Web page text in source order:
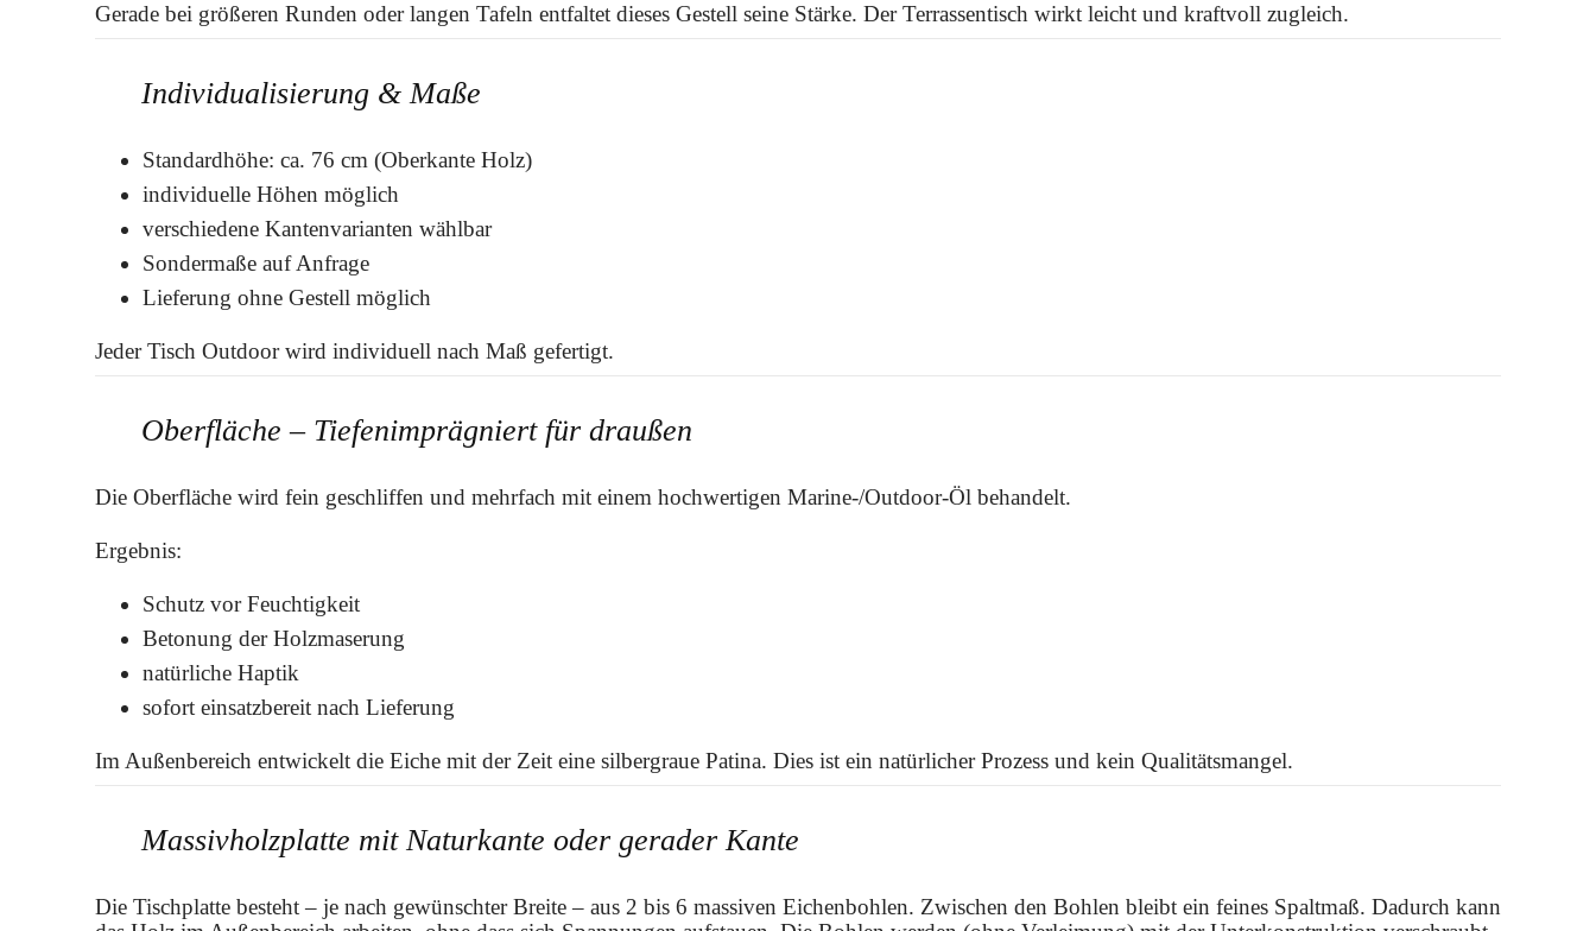
Gerade bei größeren Runden oder langen Tafeln entfaltet dieses Gestell seine Stärke. Der Terrassentisch wirkt leicht und kraftvoll zugleich.
Individualisierung & Maße
Standardhöhe: ca. 76 cm (Oberkante Holz)
individuelle Höhen möglich
verschiedene Kantenvarianten wählbar
Sondermaße auf Anfrage
Lieferung ohne Gestell möglich
Jeder Tisch Outdoor wird individuell nach Maß gefertigt.
Oberfläche – Tiefenimprägniert für draußen
Die Oberfläche wird fein geschliffen und mehrfach mit einem hochwertigen Marine-/Outdoor-Öl behandelt.
Ergebnis:
Schutz vor Feuchtigkeit
Betonung der Holzmaserung
natürliche Haptik
sofort einsatzbereit nach Lieferung
Im Außenbereich entwickelt die Eiche mit der Zeit eine silbergraue Patina. Dies ist ein natürlicher Prozess und kein Qualitätsmangel.
Massivholzplatte mit Naturkante oder gerader Kante
Die Tischplatte besteht – je nach gewünschter Breite – aus 2 bis 6 massiven Eichenbohlen. Zwischen den Bohlen bleibt ein feines Spaltmaß. Dadurch kann